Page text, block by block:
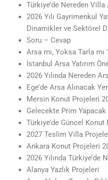
Türkiye’de Nereden Villa
2026 Yılı Gayrimenkul
Dinamikler ve Sektörel
Soru – Cevap
Arsa mı, Yoksa Tarla mı
İstanbul Arsa Yatırım
2026 Yılında Nereden
Ege’de Arsa Alınacak
Mersin Konut Projeleri
Gelecekte Prim Yapacak
Türkiye’de Güncel Konut
2027 Teslim Villa
Ankara Konut Projeleri
2026 Yılında Türkiye’de
Alanya Yazlık Projeleri